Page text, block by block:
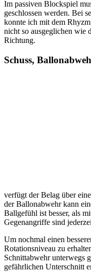
Im passiven Blockspiel
geschlossen werden. Bei
konnte ich mit dem
nicht so ausgeglichen wie
Richtung.
Schuss,
verfügt der Belag über
der Ballonabwehr kann
Ballgefühl ist besser, als
Gegenangriffe sind
Um nochmal einen
Rotationsniveau zu
Schnittabwehr unterwegs
gefährlichen Unterschnitt